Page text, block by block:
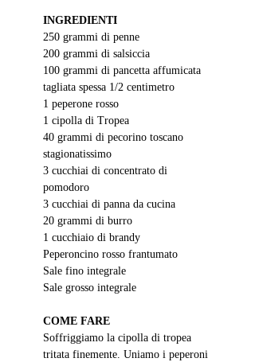
INGREDIENTI
250 grammi di penne
200 grammi di salsiccia
100 grammi di pancetta affumicata
tagliata spessa 1/2 centimetro
1 peperone rosso
1 cipolla di Tropea
40 grammi di pecorino toscano
stagionatissimo
3 cucchiai di concentrato di
pomodoro
3 cucchiai di panna da cucina
20 grammi di burro
1 cucchiaio di brandy
Peperoncino rosso frantumato
Sale fino integrale
Sale grosso integrale
COME FARE
Soffriggiamo la cipolla di tropea
tritata finemente. Uniamo i peperoni